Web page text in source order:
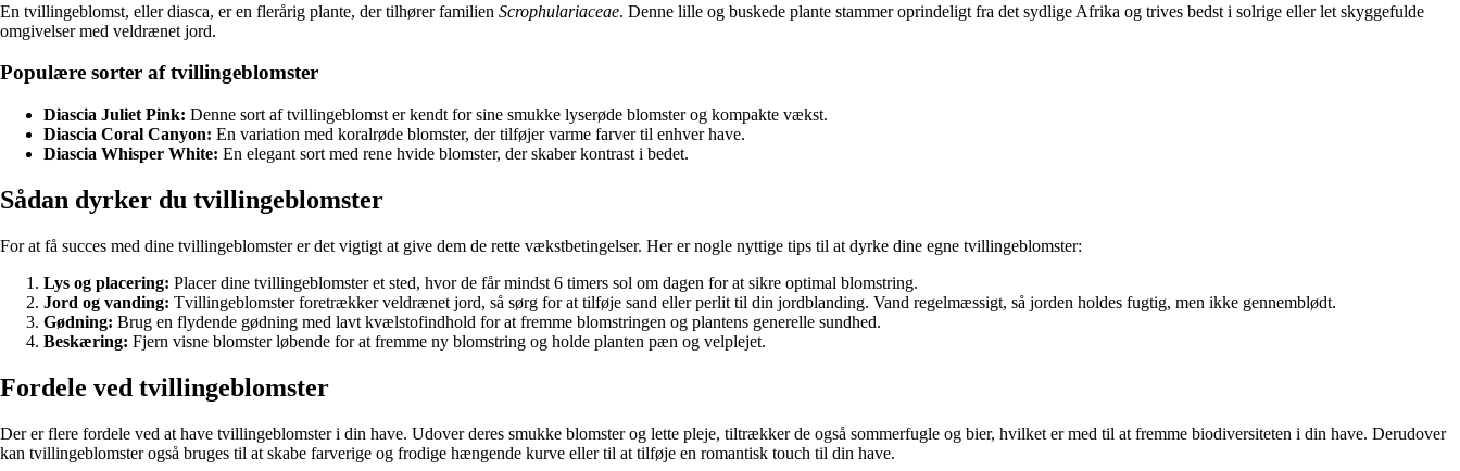
En tvillingeblomst, eller diasca, er en flerårig plante, der tilhører familien Scrophulariaceae. Denne lille og buskede plante stammer oprindeligt fra det sydlige Afrika og trives bedst i solrige eller let skyggefulde
omgivelser med veldrænet jord.
Populære sorter af tvillingeblomster
Diascia Juliet Pink: Denne sort af tvillingeblomst er kendt for sine smukke lyserøde blomster og kompakte vækst.
Diascia Coral Canyon: En variation med koralrøde blomster, der tilføjer varme farver til enhver have.
Diascia Whisper White: En elegant sort med rene hvide blomster, der skaber kontrast i bedet.
Sådan dyrker du tvillingeblomster
For at få succes med dine tvillingeblomster er det vigtigt at give dem de rette vækstbetingelser. Her er nogle nyttige tips til at dyrke dine egne tvillingeblomster:
Lys og placering: Placer dine tvillingeblomster et sted, hvor de får mindst 6 timers sol om dagen for at sikre optimal blomstring.
Jord og vanding: Tvillingeblomster foretrækker veldrænet jord, så sørg for at tilføje sand eller perlit til din jordblanding. Vand regelmæssigt, så jorden holdes fugtig, men ikke gennemblødt.
Gødning: Brug en flydende gødning med lavt kvælstofindhold for at fremme blomstringen og plantens generelle sundhed.
Beskæring: Fjern visne blomster løbende for at fremme ny blomstring og holde planten pæn og velplejet.
Fordele ved tvillingeblomster
Der er flere fordele ved at have tvillingeblomster i din have. Udover deres smukke blomster og lette pleje, tiltrækker de også sommerfugle og bier, hvilket er med til at fremme biodiversiteten i din have. Derudover
kan tvillingeblomster også bruges til at skabe farverige og frodige hængende kurve eller til at tilføje en romantisk touch til din have.